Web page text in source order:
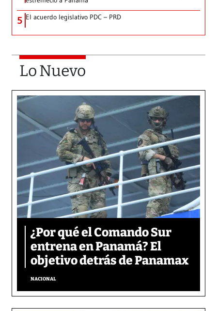
5 El acuerdo legislativo PDC – PRD
Lo Nuevo
¿Por qué el Comando Sur
entrena en Panamá? El
objetivo detrás de Panamax
NACIONAL